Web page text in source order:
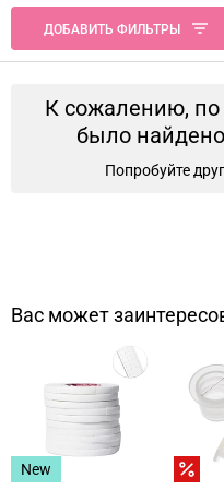
ДОБАВИТЬ ФИЛЬТРЫ
К сожалению,
было
Попробуйте
Вас может
New